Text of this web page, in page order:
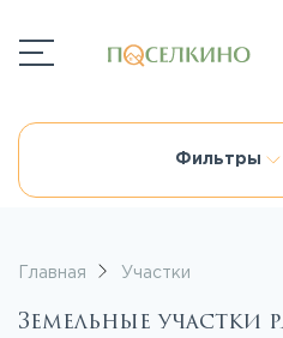
Фильтры
Главная Участки
Земельные участки